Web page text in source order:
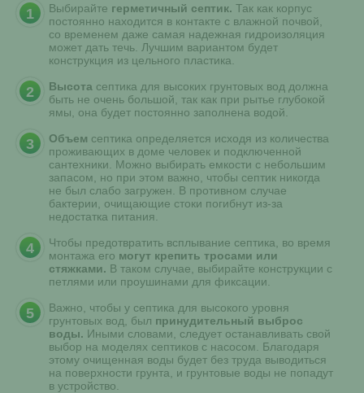
Выбирайте герметичный септик. Так как корпус
постоянно находится в контакте с влажной почвой,
со временем даже самая надежная гидроизоляция
может дать течь. Лучшим вариантом будет
конструкция из цельного пластика.
Высота септика для высоких грунтовых вод должна
быть не очень большой, так как при рытье глубокой
ямы, она будет постоянно заполнена водой.
Объем септика определяется исходя из количества
проживающих в доме человек и подключенной
сантехники. Можно выбирать емкости с небольшим
запасом, но при этом важно, чтобы септик никогда
не был слабо загружен. В противном случае
бактерии, очищающие стоки погибнут из-за
недостатка питания.
Чтобы предотвратить всплывание септика, во время
монтажа его могут крепить тросами или
стяжками. В таком случае, выбирайте конструкции с
петлями или проушинами для фиксации.
Важно, чтобы у септика для высокого уровня
грунтовых вод, был принудительный выброс
воды. Иными словами, следует останавливать свой
выбор на моделях септиков с насосом. Благодаря
этому очищенная воды будет без труда выводиться
на поверхности грунта, и грунтовые воды не попадут
в устройство.